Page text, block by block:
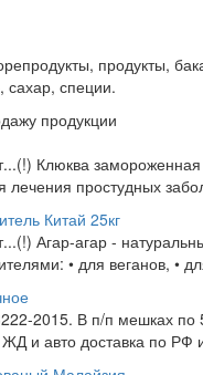
продукты,
специи.
продукции
Клюква
простудных
Китай 25кг
Агар-агар -
• для веганов, •
2015. В п/п мешках по
и авто доставка по